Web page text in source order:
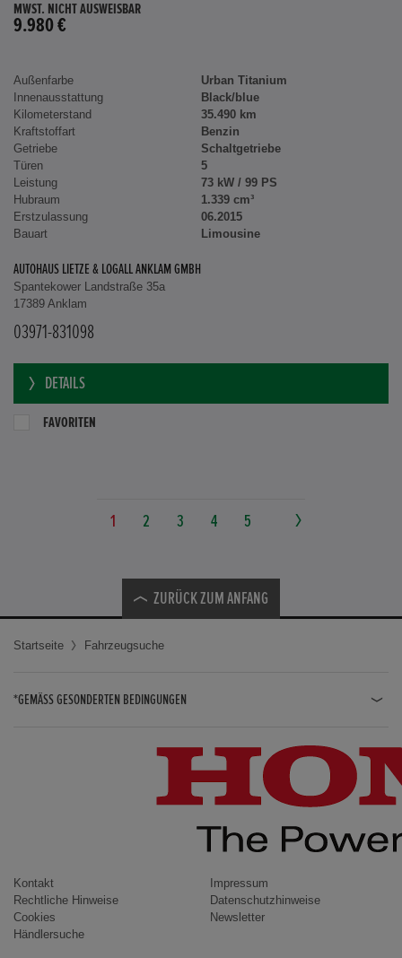
MWST. NICHT AUSWEISBAR
9.980 €
Außenfarbe
Urban Titanium
Innenausstattung
Black/blue
Kilometerstand
35.490 km
Kraftstoffart
Benzin
Getriebe
Schaltgetriebe
Türen
5
Leistung
73 kW / 99 PS
Hubraum
1.339 cm³
Erstzulassung
06.2015
Bauart
Limousine
AUTOHAUS LIETZE & LOGALL ANKLAM GMBH
Spantekower Landstraße 35a
17389 Anklam
03971-831098
DETAILS
FAVORITEN
1 2 3 4 5
ZURÜCK ZUM ANFANG
Startseite Fahrzeugsuche
*GEMÄSS GESONDERTEN BEDINGUNGEN
CIVIC / CIVIC LIMOUSINE
INSIGHT
ACCORD
Kontakt
Impressum
Rechtliche Hinweise
Datenschutzhinweise
Cookies
Newsletter
Händlersuche